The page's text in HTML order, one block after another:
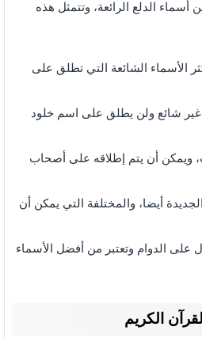
الدلع الرائعة، وتتمثل هذه
الأسماء الشائعة التي تطلق على
غير شائع ولن يطلق على اسم خلود
ويمكن أن يتم إطلاقه على أصحاب
أيضا، والمختلفة التي يمكن أن
على الدوام وتعتبر من أفضل الأسماء
الكريم